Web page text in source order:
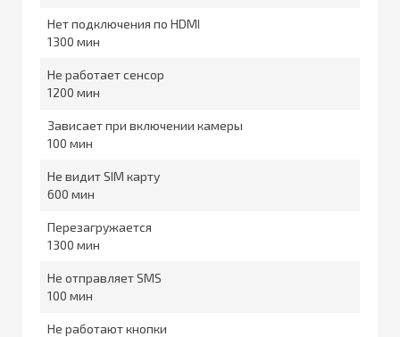
Нет подключения по HDMI
1300
Не работает сенсор
1200
Зависает при включении камеры
100
Не видит SIM карту
600
Перезагружается
1300
Не отправляет SMS
100
Не работают кнопки